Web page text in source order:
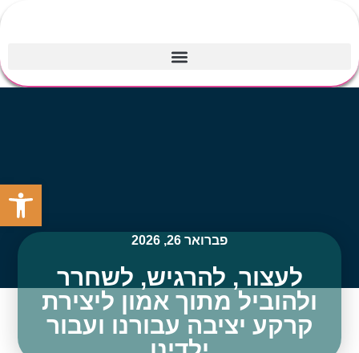
פתח
פברואר 26, 2026
לעצור, להרגיש, לשחרר
ולהוביל מתוך אמון ליצירת
קרקע יציבה עבורנו ועבור